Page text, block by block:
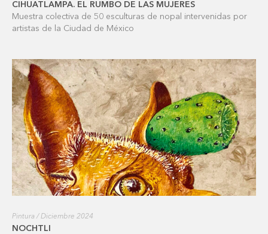
CIHUATLAMPA. EL RUMBO DE LAS MUJERES
Muestra colectiva de 50 esculturas de nopal intervenidas por
artistas de la Ciudad de México
Pintura / Diciembre 2024
NOCHTLI